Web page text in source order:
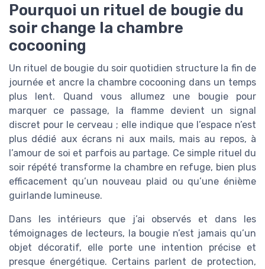
Pourquoi un rituel de bougie du
soir change la chambre
cocooning
Un rituel de bougie du soir quotidien structure la fin de
journée et ancre la chambre cocooning dans un temps
plus lent. Quand vous allumez une bougie pour
marquer ce passage, la flamme devient un signal
discret pour le cerveau ; elle indique que l’espace n’est
plus dédié aux écrans ni aux mails, mais au repos, à
l’amour de soi et parfois au partage. Ce simple rituel du
soir répété transforme la chambre en refuge, bien plus
efficacement qu’un nouveau plaid ou qu’une énième
guirlande lumineuse.
Dans les intérieurs que j’ai observés et dans les
témoignages de lecteurs, la bougie n’est jamais qu’un
objet décoratif, elle porte une intention précise et
presque énergétique. Certains parlent de protection,